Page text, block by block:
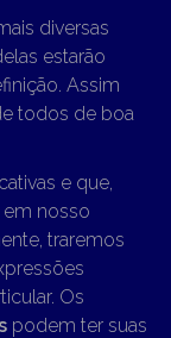
diversas
estarão
Assim
todos de boa
e que,
nosso
traremos
Os
podem ter suas